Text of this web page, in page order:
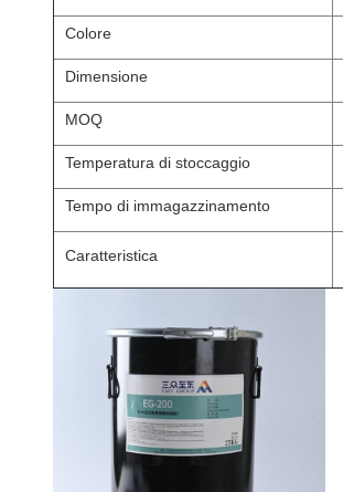
Colore
Dimensione
MOQ
Temperatura di stoccaggio
Tempo di immagazzinamento
Caratteristica